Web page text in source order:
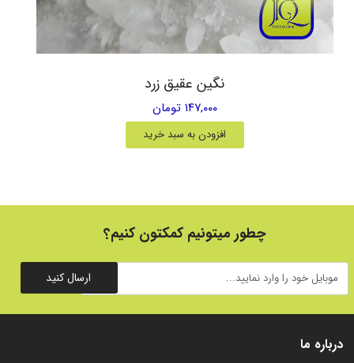
نگین عقیق زرد
۱۴۷,۰۰۰ تومان
افزودن به سبد خرید
درباره ما
چطور میتونیم کمکتون کنیم؟
ارسال کنید